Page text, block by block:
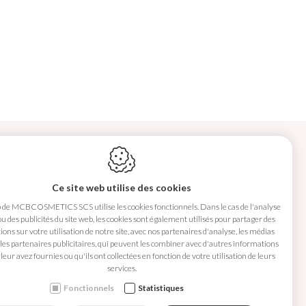
MCBCOSMETICS SCS
Noville-sur-Méhaigne
Ce site web utilise des cookies
de MCBCOSMETICS SCS utilise les cookies fonctionnels. Dans le cas de l'analyse
des publicités du site web, les cookies sont également utilisés pour partager des
sur votre utilisation de notre site, avec nos partenaires d'analyse, les médias
partenaires publicitaires, qui peuvent les combiner avec d'autres informations
avez fournies ou qu'ils ont collectées en fonction de votre utilisation de leurs
services.
Fonctionnels
Statistiques